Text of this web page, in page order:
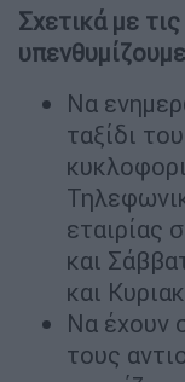
Σχετικά με
Να
ταξίδι
εταιρίας
και
και
Να έχουν
τους